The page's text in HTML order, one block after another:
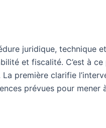
juridique, technique
et fiscalité. C’est à
première clarifie
prévues pour mener